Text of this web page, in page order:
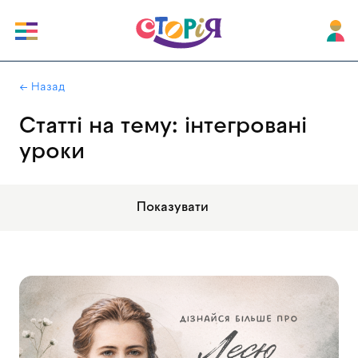
← Назад
Статті на тему: інтегровані
уроки
Показувати